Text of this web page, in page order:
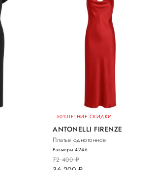
–50%ЛЕТНИЕ СКИДКИ
ANTONELLI FIRENZE
Платье однотонное
72 400руб.
Размеры:4246